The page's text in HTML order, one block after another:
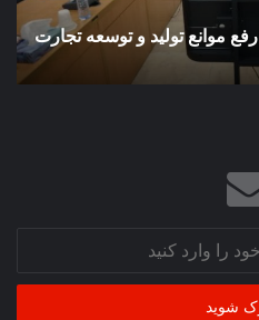
موانع تولید و توسعه تجارت
در